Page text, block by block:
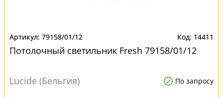
79158/01/12 14411
Потолочный светильник Fresh 79158/01/12
Lucide (Бельгия) По запросу